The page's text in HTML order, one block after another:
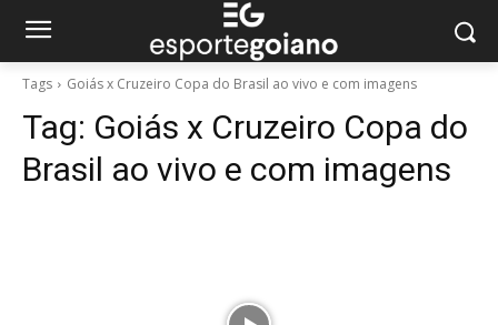
Tags Goiás x Cruzeiro Copa do Brasil ao vivo e com imagens
Tag: Goiás x Cruzeiro Copa do
Brasil ao vivo e com imagens